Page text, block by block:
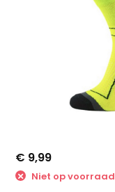
€ 9,99
Niet op voorraad